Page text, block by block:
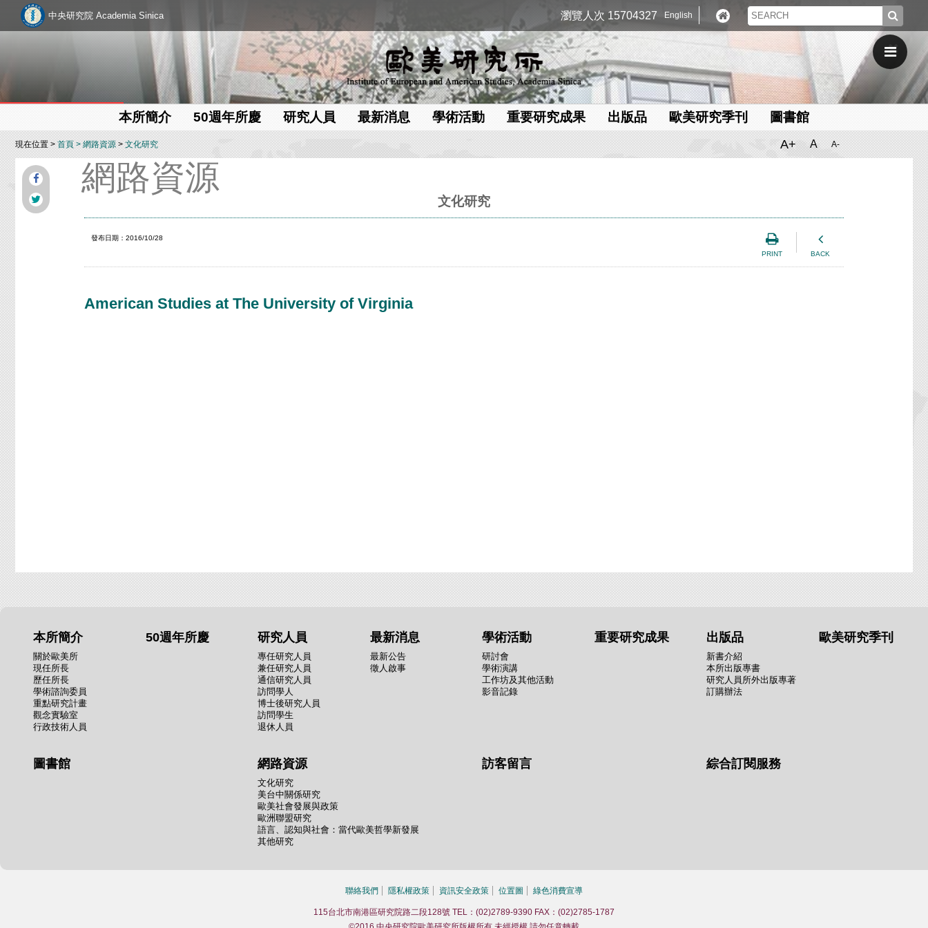
中央研究院 Academia Sinica 瀏覽人次 15704327 English
本所簡介 50週年所慶 研究人員 最新消息 學術活動 重要研究成果 出版品 歐美研究季刊 圖書館
現在位置 >首頁 >網路資源>文化研究 A+ A A-
網路資源
文化研究
PRINT BACK
發布日期：2016/10/28
American Studies at The University of Virginia
本所簡介
關於歐美所
現任所長
歷任所長
學術諮詢委員
重點研究計畫
觀念實驗室
行政技術人員
50週年所慶 研究人員
專任研究人員
兼任研究人員
通信研究人員
訪問學人
博士後研究人員
訪問學生
退休人員
最新消息
最新公告
徵人啟事
學術活動
研討會
學術演講
工作坊及其他活動
影音記錄
重要研究成果 出版品
新書介紹
本所出版專書
研究人員所外出版專著
訂購辦法
歐美研究季刊
圖書館 網路資源
文化研究
美台中關係研究
歐美社會發展與政策
歐洲聯盟研究
語言、認知與社會：當代歐美哲學新發展
其他研究
訪客留言 綜合訂閱服務
聯絡我們 隱私權政策 資訊安全政策 位置圖 綠色消費宣導
115台北市南港區研究院路二段128號 TEL：(02)2789-9390 FAX：(02)2785-1787